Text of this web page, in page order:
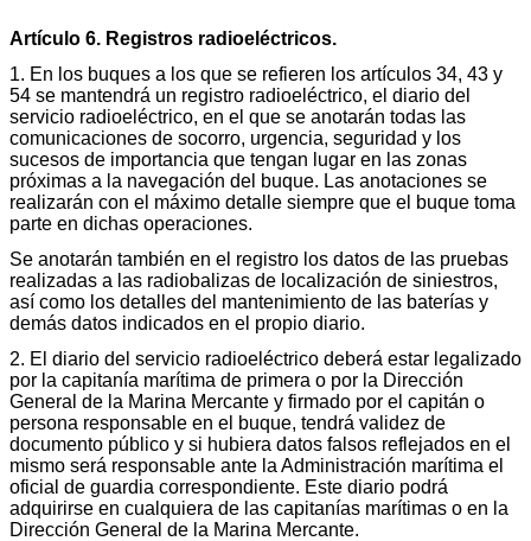
Artículo 6. Registros radioeléctricos.
1. En los buques a los que se refieren los artículos 34, 43 y
54 se mantendrá un registro radioeléctrico, el diario del
servicio radioeléctrico, en el que se anotarán todas las
comunicaciones de socorro, urgencia, seguridad y los
sucesos de importancia que tengan lugar en las zonas
próximas a la navegación del buque. Las anotaciones se
realizarán con el máximo detalle siempre que el buque toma
parte en dichas operaciones.
Se anotarán también en el registro los datos de las pruebas
realizadas a las radiobalizas de localización de siniestros,
así como los detalles del mantenimiento de las baterías y
demás datos indicados en el propio diario.
2. El diario del servicio radioeléctrico deberá estar legalizado
por la capitanía marítima de primera o por la Dirección
General de la Marina Mercante y firmado por el capitán o
persona responsable en el buque, tendrá validez de
documento público y si hubiera datos falsos reflejados en el
mismo será responsable ante la Administración marítima el
oficial de guardia correspondiente. Este diario podrá
adquirirse en cualquiera de las capitanías marítimas o en la
Dirección General de la Marina Mercante.